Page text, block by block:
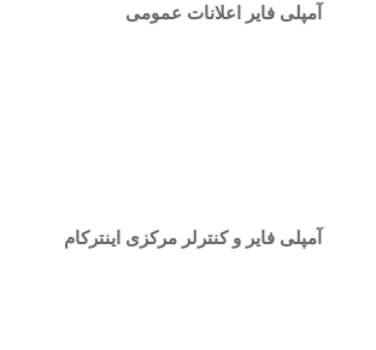
آمپلی فایر اعلانات عمومی
آمپلی فایر و کنترلر مرکزی اینترکام